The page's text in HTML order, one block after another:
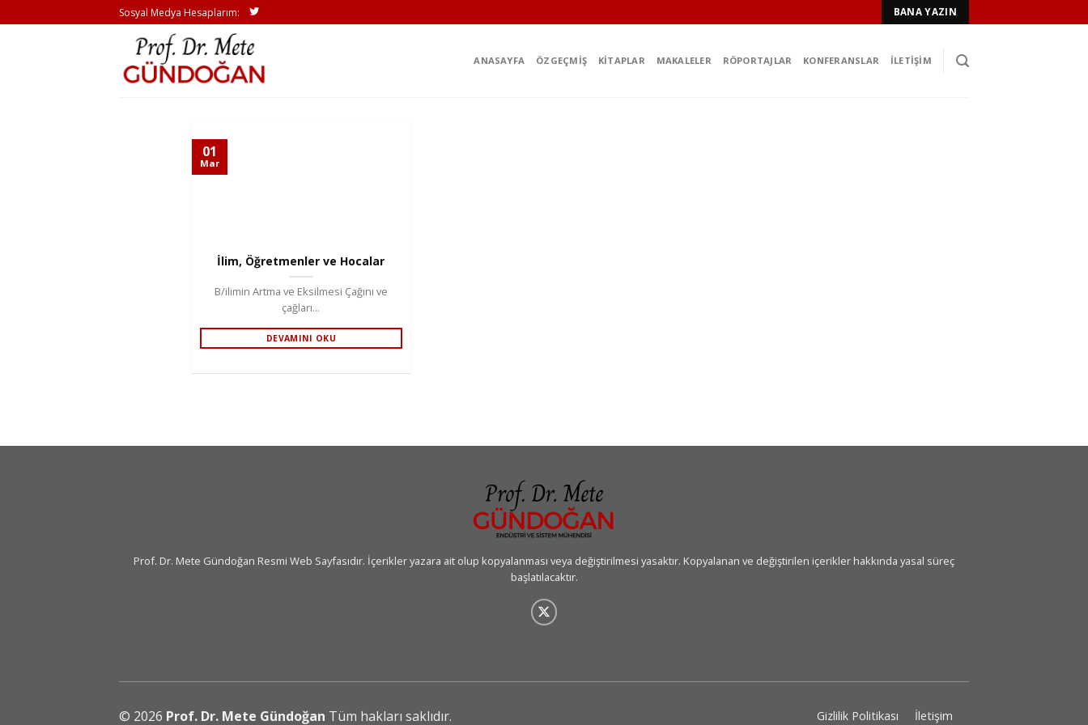
atla
Sosyal Medya Hesaplarım: BANA YAZIN
ANASAYFA ÖZGEÇMIŞ KITAPLAR MAKALELER RÖPORTAJLAR KONFERANSLAR İLETIŞIM
İlim, Öğretmenler ve Hocalar
B/ilimin Artma ve Eksilmesi Çağını ve
çağları...
DEVAMINI OKU
01
Mar
Prof. Dr. Mete Gündoğan Resmi Web Sayfasıdır. İçerikler yazara ait olup kopyalanması veya değiştirilmesi yasaktır. Kopyalanan ve değiştirilen içerikler hakkında yasal süreç
başlatılacaktır.
© 2026 Prof. Dr. Mete Gündoğan Tüm hakları saklıdır. Gizlilik Politikası İletişim